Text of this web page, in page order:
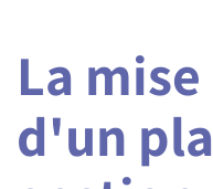
La
d'un